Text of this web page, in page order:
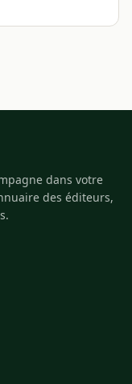
dans votre
des éditeurs,